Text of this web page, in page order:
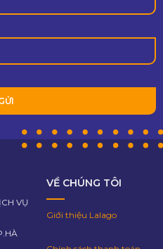
VỤ
VỀ CHÚNG TÔI
Giới thiệu Lalago